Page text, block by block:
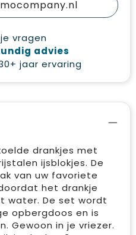
vragen
advies
jaar ervaring
drankjes met
ijsblokjes. De
van uw favoriete
het drankje
water. De set wordt
opbergdoos en is
Gewoon in je vriezer.